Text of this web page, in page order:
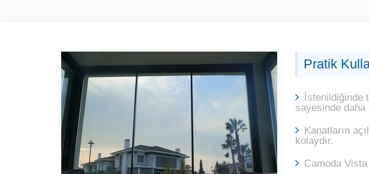
Pratik
İstenildiğinde
sayesinde daha
Kanatların
kolaydır.
Camoda